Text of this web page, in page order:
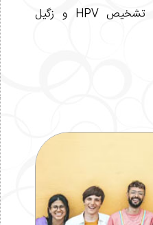
راه‌های انتقال و روش‌های تشخیص HPV و زگیل